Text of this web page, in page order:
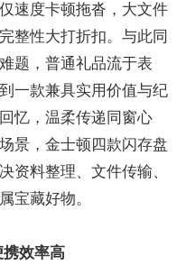
速度卡顿拖沓，大文件
整性大打折扣。与此同
题，普通礼品流于表
一款兼具实用价值与纪
忆，温柔传递同窗心
景，金士顿四款闪存盘
资料整理、文件传输、
宝藏好物。
效率高